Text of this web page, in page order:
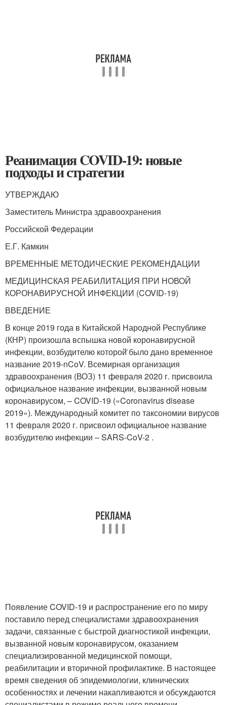
Реанимация COVID-19: новые
подходы и стратегии
УТВЕРЖДАЮ
Заместитель Министра здравоохранения
Российской Федерации
Е.Г. Камкин
ВРЕМЕННЫЕ МЕТОДИЧЕСКИЕ РЕКОМЕНДАЦИИ
МЕДИЦИНСКАЯ РЕАБИЛИТАЦИЯ ПРИ НОВОЙ
КОРОНАВИРУСНОЙ ИНФЕКЦИИ (COVID-19)
ВВЕДЕНИЕ
В конце 2019 года в Китайской Народной Республике
(КНР) произошла вспышка новой коронавирусной
инфекции, возбудителю которой̆ было дано временное
название 2019-nCoV. Всемирная организация
здравоохранения (ВОЗ) 11 февраля 2020 г. присвоила
официальное название инфекции, вызванной новым
коронавирусом, – COVID-19 («Coronavirus disease
2019»). Международный комитет по таксономии вирусов
11 февраля 2020 г. присвоил официальное название
возбудителю инфекции – SARS-CoV-2 .
Появление COVID-19 и распространение его по миру
поставило перед специалистами здравоохранения
задачи, связанные с быстрой диагностикой инфекции,
вызванной новым коронавирусом, оказанием
специализированной медицинской помощи,
реабилитации и вторичной профилактике. В настоящее
время сведения об эпидемиологии, клинических
особенностях и лечении накапливаются и обсуждаются